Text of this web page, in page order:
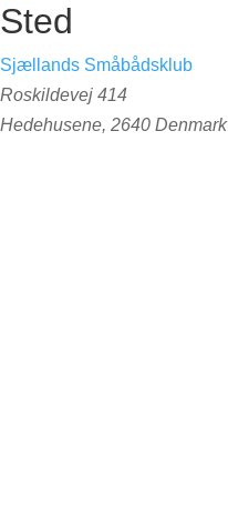
Sted
Sjællands Småbådsklub
Roskildevej 414
Hedehusene, 2640 Denmark